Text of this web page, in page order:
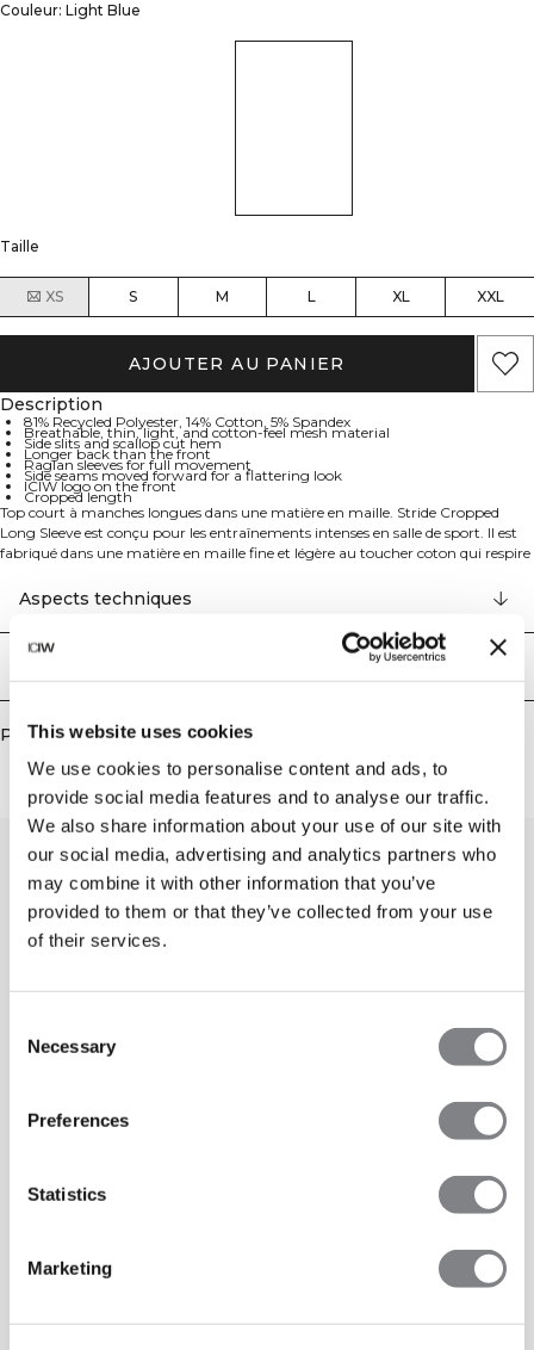
This website uses cookies
We use cookies to personalise content and ads, to
provide social media features and to analyse our traffic.
We also share information about your use of our site with
our social media, advertising and analytics partners who
may combine it with other information that you’ve
provided to them or that they’ve collected from your use
of their services.
Selection
Necessary
Preferences
Statistics
Marketing
Couleur: Light Blue
Taille
XS S M L XL XXL
AJOUTER AU PANIER
Description
81% Recycled Polyester, 14% Cotton, 5% Spandex
Breathable, thin, light, and cotton-feel mesh material
Side slits and scallop cut hem
Longer back than the front
Raglan sleeves for full movement
Side seams moved forward for a flattering look
ICIW logo on the front
Cropped length
Top court à manches longues dans une matière en maille. Stride Cropped
Long Sleeve est conçu pour les entraînements intenses en salle de sport. Il est
fabriqué dans une matière en maille fine et légère au toucher coton qui respire
ourlet festonné, ce haut à manches longues vous permet une liberté de
mouvement totale pendant n'importe quel exercice. Les coutures latérales
sont déplacées vers l'avant pour un effet flatteur. Logo ICIW sur le devant. Dos
plus long que le devant. Longueur courte. 81% Polyester Recyclé, 14% Coton,
Aspects techniques
Produits similaires